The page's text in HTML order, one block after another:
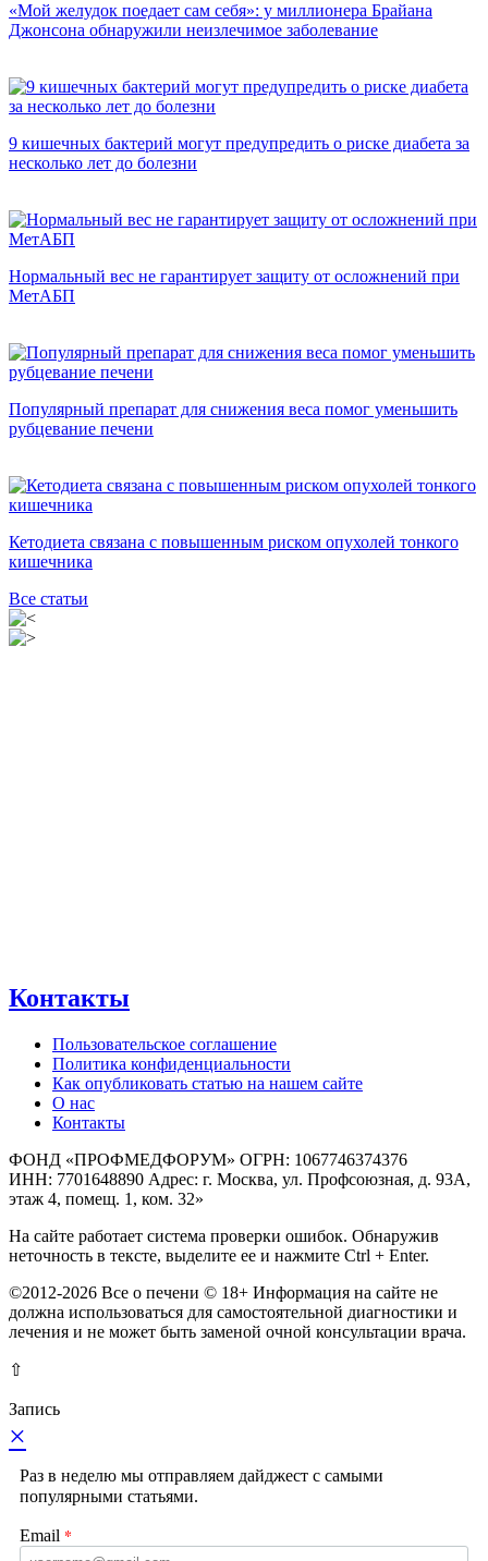
«Мой желудок поедает сам себя»: у миллионера Брайана
Джонсона обнаружили неизлечимое заболевание
9 кишечных бактерий могут предупредить о риске диабета за
несколько лет до болезни
Нормальный вес не гарантирует защиту от осложнений при
МетАБП
Популярный препарат для снижения веса помог уменьшить
рубцевание печени
Кетодиета связана с повышенным риском опухолей тонкого
кишечника
Все статьи
Контакты
Пользовательское соглашение
Политика конфиденциальности
Как опубликовать статью на нашем сайте
О нас
Контакты
ФОНД «ПРОФМЕДФОРУМ» ОГРН: 1067746374376
ИНН: 7701648890 Адрес: г. Москва, ул. Профсоюзная, д. 93А,
этаж 4, помещ. 1, ком. 32»
На сайте работает система проверки ошибок. Обнаружив
неточность в тексте, выделите ее и нажмите Ctrl + Enter.
©2012-2026 Все о печени © 18+ Информация на сайте не
должна использоваться для самостоятельной диагностики и
лечения и не может быть заменой очной консультации врача.
⇧
Запись
×
Раз в неделю мы отправляем дайджест с самыми
популярными статьями.
Email *